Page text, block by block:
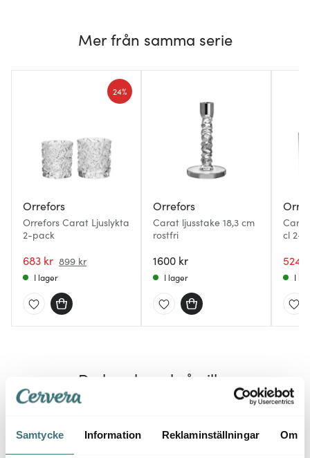
Samtycke Information Reklaminställningar Om
Mer från samma serie
Orrefors
Orrefors Carat Ljuslykta
2-pack
683 kr 899 kr
24%
I lager
Orrefors
Carat ljusstake 18,3 cm
rostfri
1600 kr
I lager
Carat
cl 2-
524
I
Du kanske också gillar
24%